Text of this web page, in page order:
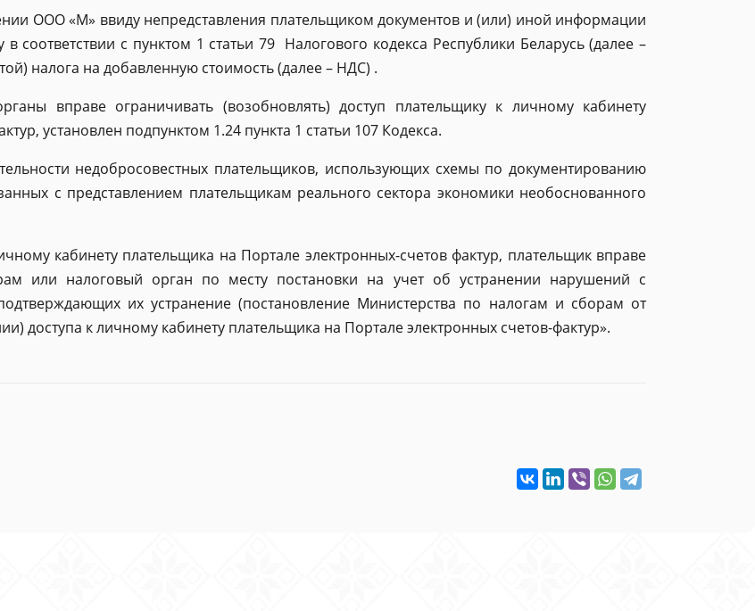
ООО «М» ввиду непредставления плательщиком документов и (или) иной информации
соответствии с пунктом 1 статьи 79 Налогового кодекса Республики Беларусь (далее –
налога на добавленную стоимость (далее – НДС) .
вправе ограничивать (возобновлять) доступ плательщику к личному кабинету
установлен подпунктом 1.24 пункта 1 статьи 107 Кодекса.
недобросовестных плательщиков, использующих схемы по документированию
с представлением плательщикам реального сектора экономики необоснованного
кабинету плательщика на Портале электронных-счетов фактур, плательщик вправе
или налоговый орган по месту постановки на учет об устранении нарушений с
их устранение (постановление Министерства по налогам и сборам от
доступа к личному кабинету плательщика на Портале электронных счетов-фактур».